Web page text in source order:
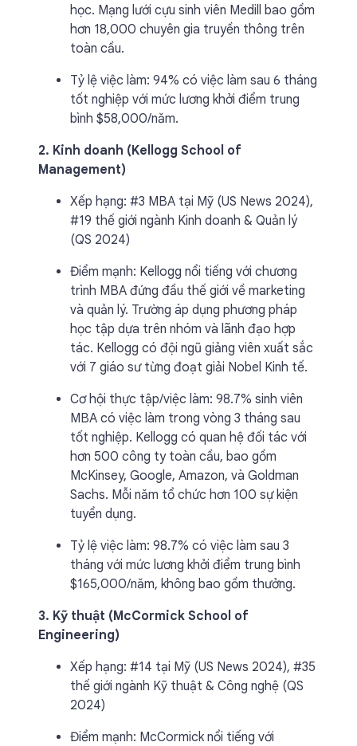
học. Mạng lưới cựu sinh viên Medill bao gồm
hơn 18,000 chuyên gia truyền thông trên
toàn cầu.
Tỷ lệ việc làm: 94% có việc làm sau 6 tháng
tốt nghiệp với mức lương khởi điểm trung
bình $58,000/năm.
2. Kinh doanh (Kellogg School of
Management)
Xếp hạng: #3 MBA tại Mỹ (US News 2024),
#19 thế giới ngành Kinh doanh & Quản lý
(QS 2024)
Điểm mạnh: Kellogg nổi tiếng với chương
trình MBA đứng đầu thế giới về marketing
và quản lý. Trường áp dụng phương pháp
học tập dựa trên nhóm và lãnh đạo hợp
tác. Kellogg có đội ngũ giảng viên xuất sắc
với 7 giáo sư từng đoạt giải Nobel Kinh tế.
Cơ hội thực tập/việc làm: 98.7% sinh viên
MBA có việc làm trong vòng 3 tháng sau
tốt nghiệp. Kellogg có quan hệ đối tác với
hơn 500 công ty toàn cầu, bao gồm
McKinsey, Google, Amazon, và Goldman
Sachs. Mỗi năm tổ chức hơn 100 sự kiện
tuyển dụng.
Tỷ lệ việc làm: 98.7% có việc làm sau 3
tháng với mức lương khởi điểm trung bình
$165,000/năm, không bao gồm thưởng.
3. Kỹ thuật (McCormick School of
Engineering)
Xếp hạng: #14 tại Mỹ (US News 2024), #35
thế giới ngành Kỹ thuật & Công nghệ (QS
2024)
Điểm mạnh: McCormick nổi tiếng với